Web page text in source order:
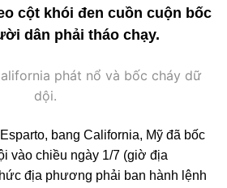
cột khói đen cuồn cuộn bốc
dân phải tháo chạy.
phát nổ và bốc cháy dữ
dội.
bang California, Mỹ đã bốc
vào chiều ngày 1/7 (giờ địa
địa phương phải ban hành lệnh